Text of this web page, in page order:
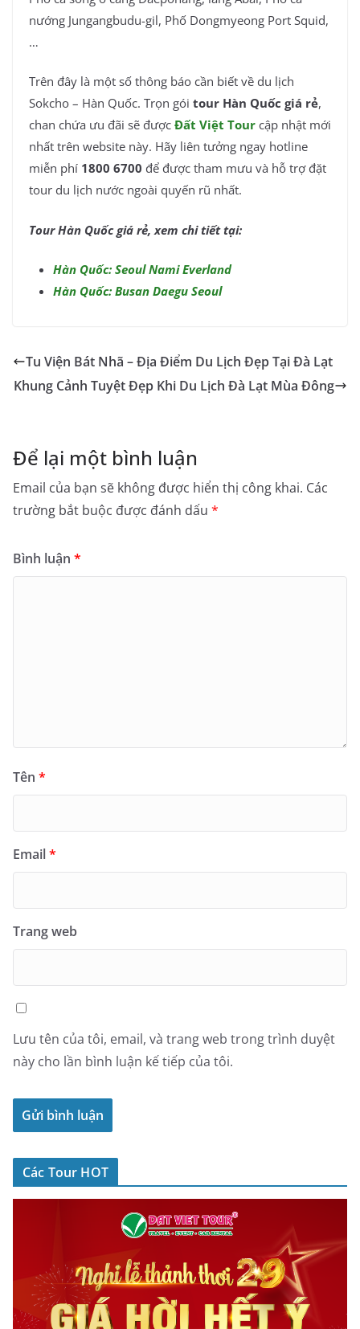
nướng Jungangbudu-gil, Phố Dongmyeong Port Squid,
…
Trên đây là một số thông báo cần biết về du lịch
Sokcho – Hàn Quốc. Trọn gói tour Hàn Quốc giá rẻ,
chan chứa ưu đãi sẽ được Đất Việt Tour cập nhật mới
nhất trên website này. Hãy liên tưởng ngay hotline
miễn phí 1800 6700 để được tham mưu và hỗ trợ đặt
tour du lịch nước ngoài quyến rũ nhất.
Tour Hàn Quốc giá rẻ, xem chi tiết tại:
Hàn Quốc: Seoul Nami Everland
Hàn Quốc: Busan Daegu Seoul
Tu Viện Bát Nhã – Địa Điểm Du Lịch Đẹp Tại Đà Lạt
Khung Cảnh Tuyệt Đẹp Khi Du Lịch Đà Lạt Mùa Đông
Để lại một bình luận
Email của bạn sẽ không được hiển thị công khai. Các
trường bắt buộc được đánh dấu *
Bình luận *
Tên *
Email*
Trang web
Lưu tên của tôi, email, và trang web trong trình duyệt
này cho lần bình luận kế tiếp của tôi.
Các Tour HOT